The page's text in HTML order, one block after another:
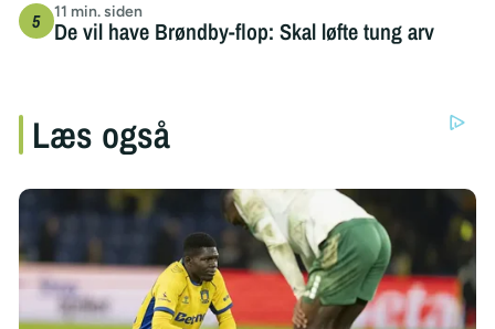
11 min. siden
De vil have Brøndby-flop: Skal løfte tung arv